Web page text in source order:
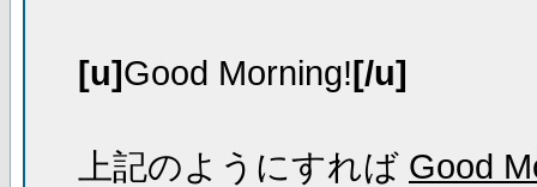
[u]Good Morning![/u]
上記のようにすれば Good